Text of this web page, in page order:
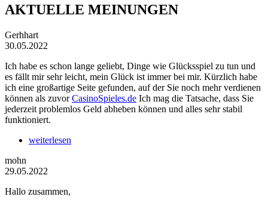
AKTUELLE MEINUNGEN
Gerhhart
30.05.2022
Ich habe es schon lange geliebt, Dinge wie Glücksspiel zu tun und
es fällt mir sehr leicht, mein Glück ist immer bei mir. Kürzlich habe
ich eine großartige Seite gefunden, auf der Sie noch mehr verdienen
können als zuvorCasinoSpieles.de Ich mag die Tatsache, dass Sie
jederzeit problemlos Geld abheben können und alles sehr stabil
funktioniert.
weiterlesen
mohn
29.05.2022
Hallo zusammen,